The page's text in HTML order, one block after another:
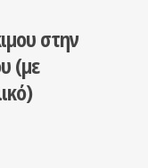
στην
(με